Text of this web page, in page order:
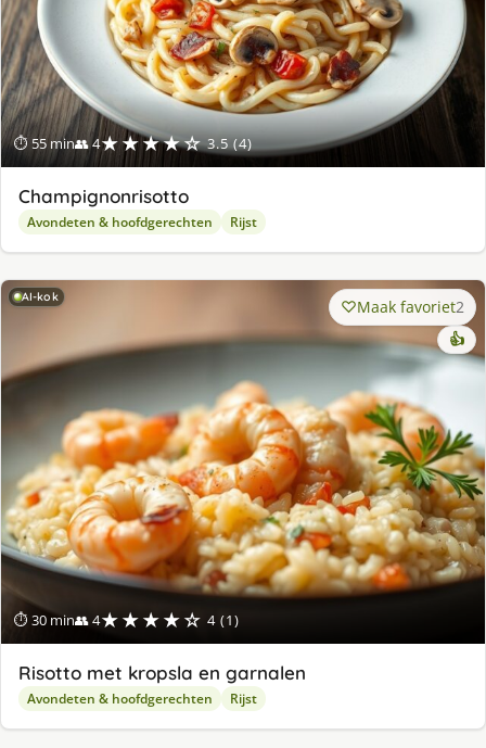
⏱ 55 min👥 4★★★★☆ 3.5 (4)
Champignonrisotto
Avondeten & hoofdgerechten Rijst
AI-kok
⏱ 30 min👥 4★★★★☆ 4 (1)
Maak favoriet2
👍
Ri­sot­to met krop­sla en gar­na­len
Avondeten & hoofdgerechten Rijst